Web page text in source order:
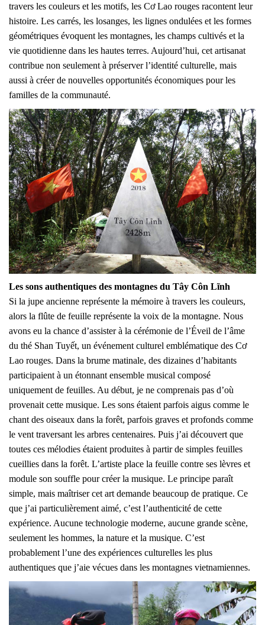
travers les couleurs et les motifs, les Cơ Lao rouges racontent leur
histoire. Les carrés, les losanges, les lignes ondulées et les formes
géométriques évoquent les montagnes, les champs cultivés et la
vie quotidienne dans les hautes terres. Aujourd’hui, cet artisanat
contribue non seulement à préserver l’identité culturelle, mais
aussi à créer de nouvelles opportunités économiques pour les
familles de la communauté.
Les sons authentiques des montagnes du Tây Côn Lĩnh
Si la jupe ancienne représente la mémoire à travers les couleurs,
alors la flûte de feuille représente la voix de la montagne. Nous
avons eu la chance d’assister à la cérémonie de l’Éveil de l’âme
du thé Shan Tuyết, un événement culturel emblématique des Cơ
Lao rouges. Dans la brume matinale, des dizaines d’habitants
participaient à un étonnant ensemble musical composé
uniquement de feuilles. Au début, je ne comprenais pas d’où
provenait cette musique. Les sons étaient parfois aigus comme le
chant des oiseaux dans la forêt, parfois graves et profonds comme
le vent traversant les arbres centenaires. Puis j’ai découvert que
toutes ces mélodies étaient produites à partir de simples feuilles
cueillies dans la forêt. L’artiste place la feuille contre ses lèvres et
module son souffle pour créer la musique. Le principe paraît
simple, mais maîtriser cet art demande beaucoup de pratique. Ce
que j’ai particulièrement aimé, c’est l’authenticité de cette
expérience. Aucune technologie moderne, aucune grande scène,
seulement les hommes, la nature et la musique. C’est
probablement l’une des expériences culturelles les plus
authentiques que j’aie vécues dans les montagnes vietnamiennes.